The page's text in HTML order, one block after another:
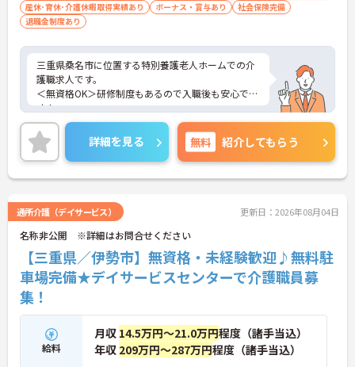
産休･育休･介護休暇取得実績あり
ボーナス・賞与あり
社会保険完備
退職金制度あり
三重県桑名市に位置する特別養護老人ホームでの介
護職求人です。
＜無資格OK＞研修制度もあるので入職後も安心で
す！
＜マイカー通勤可能＞雨の日の通勤も楽々です。
ご興味のある方には、面接対策ポイント等、さらに
詳細をお話ししますのでお気軽にご相談ください！
詳細を見る 無料 紹介してもらう
通所介護（デイサービス） 更新日：2026年08月04日
名称非公開 ※詳細はお問合せください
【三重県／伊勢市】無資格・未経験歓迎♪無料駐
車場完備★デイサービスセンターで介護職員募
集！
給料
月収 14.5万円～21.0万円程度（諸手当込）
年収 209万円～287万円程度（諸手当込）